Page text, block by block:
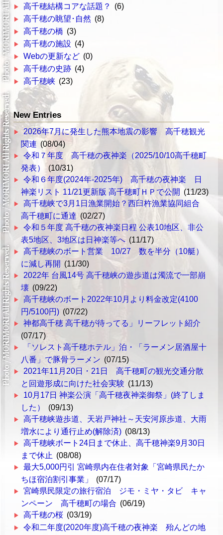
高千穂結構コアな話題？
(6)
高千穂の眺望･自然 (8)
高千穂の橋 (3)
高千穂の施設 (4)
Webの更新など (0)
高千穂の史跡 (4)
高千穂峡 (23)
New Entries
2026年7月に発生した熊本地震の影響 高千穂観光
関連 (08/04)
令和７年度 高千穂の夜神楽（2025/10/10高千穂町
発表）
(10/31)
令和６年度(2024年-2025年) 高千穂の夜神楽 日
神楽リスト 11/21更新版 高千穂町ＨＰで公開 (11/23)
高千穂峡で3月1日漁業開始？西臼杵漁業協同組合
高千穂町に通達 (02/27)
令和５年度 高千穂の夜神楽日程 公表10地区、非公
表5地区、3地区は日神楽等へ (11/17)
高千穂峡のボート営業 10/27 数を半分（10艇）
に減し再開 (11/30)
2022年 台風14号 高千穂峡の遊歩道は濁流で一部崩
壊 (09/22)
高千穂峡のボート2022年10月より料金改定(4100
円/5100円) (07/22)
神都高千穂 高千穂が待ってる」リーフレット紹介
(07/17)
「ソレスト高千穂ホテル」泊・「ラーメン居酒屋十
八番」で豚骨ラーメン (07/15)
2021年11月20日・21日 高千穂町の観光交通分散
と回遊形成に向けた社会実験 (11/13)
10月17日 神楽公演「高千穂夜神楽御祭」(終了しま
した）
(09/13)
高千穂峡遊歩道、天岩戸神社～天安河原歩道、大雨
増水により通行止め(解除済) (08/13)
高千穂峡ボート24日まで休止、高千穂神楽9月30日
まで休止 (08/08)
最大5,000円引 宮崎県内在住者対象「宮崎県民たか
ちほ宿泊割引事業」
(07/17)
宮崎県民限定の旅行宿泊 ジモ・ミヤ・タビ キャ
ンペーン 高千穂町の場合 (06/19)
高千穂の桜 (03/19)
令和二年度(2020年度)高千穂の夜神楽 殆んどの地